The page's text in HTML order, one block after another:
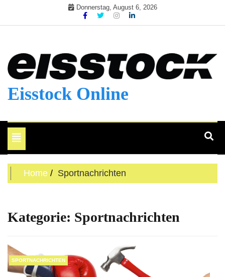
Donnerstag, August 6, 2026
Eisstock Online
Toggle
navigation
Home Sportnachrichten
Kategorie: Sportnachrichten
SPORTNACHRICHTEN